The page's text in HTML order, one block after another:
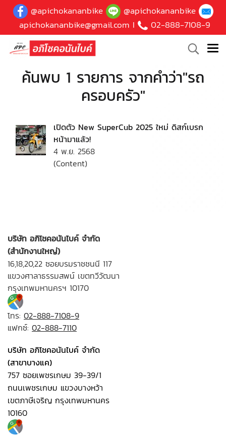
@apichokananbike
@apichokananbike
apichokananbike@gmail.com I 02-888-7108-9
ค้นพบ 1 รายการ จากคำว่า"รถ
ครอบครัว"
เปิดตัว New SuperCub 2025 ใหม่ ดิสก์เบรก
หน้ามาแล้ว!
4 พ.ย. 2568
(Content)
บริษัท อภิโชคอนันไบค์ จำกัด
(สำนักงานใหญ่)
16,18,20,22 ซอยบรมราชชนนี 117
แขวงศาลาธรรมสพน์ เขตทวีวัฒนา
กรุงเทพมหานครฯ 10170
โทร: 02-888-7108-9
แฟกซ์: 02-888-7110
บริษัท อภิโชคอนันไบค์ จำกัด
(สาขาบางแค)
757 ซอยเพชรเกษม 39-39/1
ถนนเพชรเกษม แขวงบางหว้า
เขตภาษีเจริญ กรุงเทพมหานคร
10160